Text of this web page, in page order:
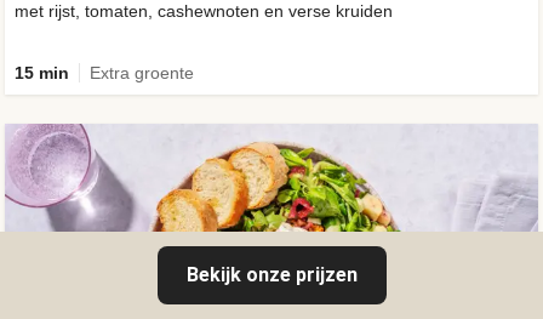
met rijst, tomaten, cashewnoten en verse kruiden
15 min Extra groente
Bekijk onze prijzen